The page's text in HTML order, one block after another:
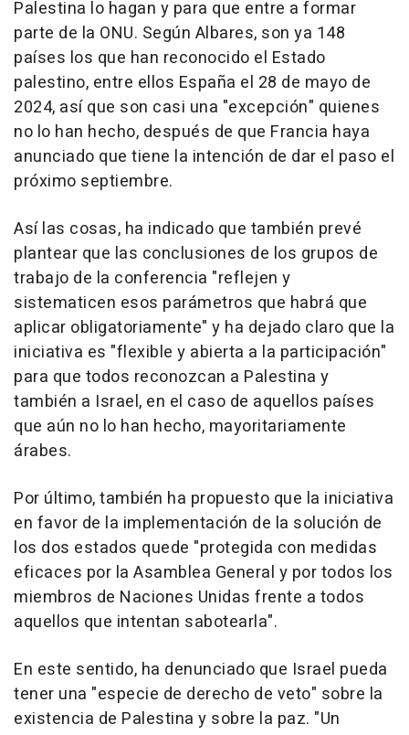
Palestina lo hagan y para que entre a formar
parte de la ONU. Según Albares, son ya 148
países los que han reconocido el Estado
palestino, entre ellos España el 28 de mayo de
2024, así que son casi una "excepción" quienes
no lo han hecho, después de que Francia haya
anunciado que tiene la intención de dar el paso el
próximo septiembre.
Así las cosas, ha indicado que también prevé
plantear que las conclusiones de los grupos de
trabajo de la conferencia "reflejen y
sistematicen esos parámetros que habrá que
aplicar obligatoriamente" y ha dejado claro que la
iniciativa es "flexible y abierta a la participación"
para que todos reconozcan a Palestina y
también a Israel, en el caso de aquellos países
que aún no lo han hecho, mayoritariamente
árabes.
Por último, también ha propuesto que la iniciativa
en favor de la implementación de la solución de
los dos estados quede "protegida con medidas
eficaces por la Asamblea General y por todos los
miembros de Naciones Unidas frente a todos
aquellos que intentan sabotearla".
En este sentido, ha denunciado que Israel pueda
tener una "especie de derecho de veto" sobre la
existencia de Palestina y sobre la paz. "Un